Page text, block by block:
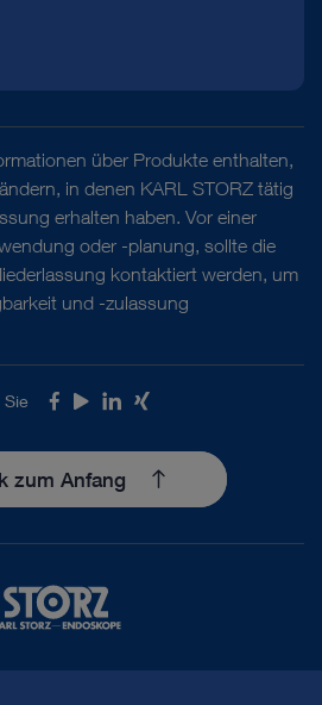
über Produkte enthalten,
in denen KARL STORZ tätig
erhalten haben. Vor einer
oder -planung, sollte die
kontaktiert werden, um
und -zulassung
Sie Facebook
Youtube
LinkedIn
Xing
zum Anfang